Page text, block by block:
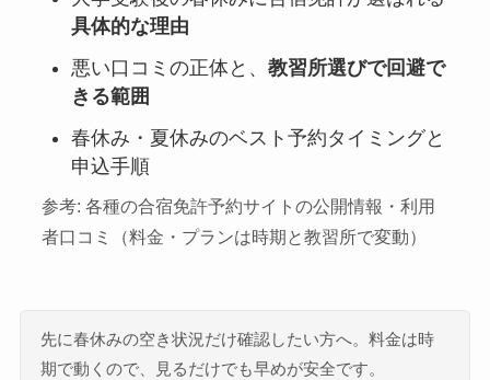
具体的な理由
悪い口コミの正体と、 教習所選びで回避で
きる範囲
春休み・夏休みのベスト予約タイミングと
申込手順
参考: 各種の合宿免許予約サイトの公開情報・利用
者口コミ（料金・プランは時期と教習所で変動）
先に春休みの空き状況だけ確認したい方へ。料金は時
期で動くので、見るだけでも早めが安全です。